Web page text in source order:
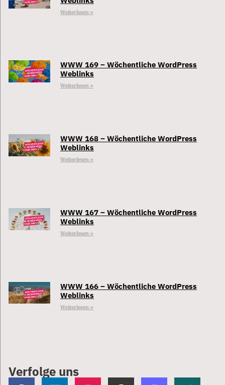
Weiterlesen »
WWW 169 – Wöchentliche WordPress
Weblinks
Weiterlesen »
WWW 168 – Wöchentliche WordPress
Weblinks
Weiterlesen »
WWW 167 – Wöchentliche WordPress
Weblinks
Weiterlesen »
WWW 166 – Wöchentliche WordPress
Weblinks
Weiterlesen »
Verfolge uns